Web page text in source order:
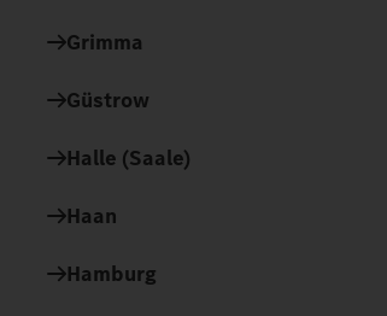
Grimma
Güstrow
Halle (Saale)
Haan
Hamburg